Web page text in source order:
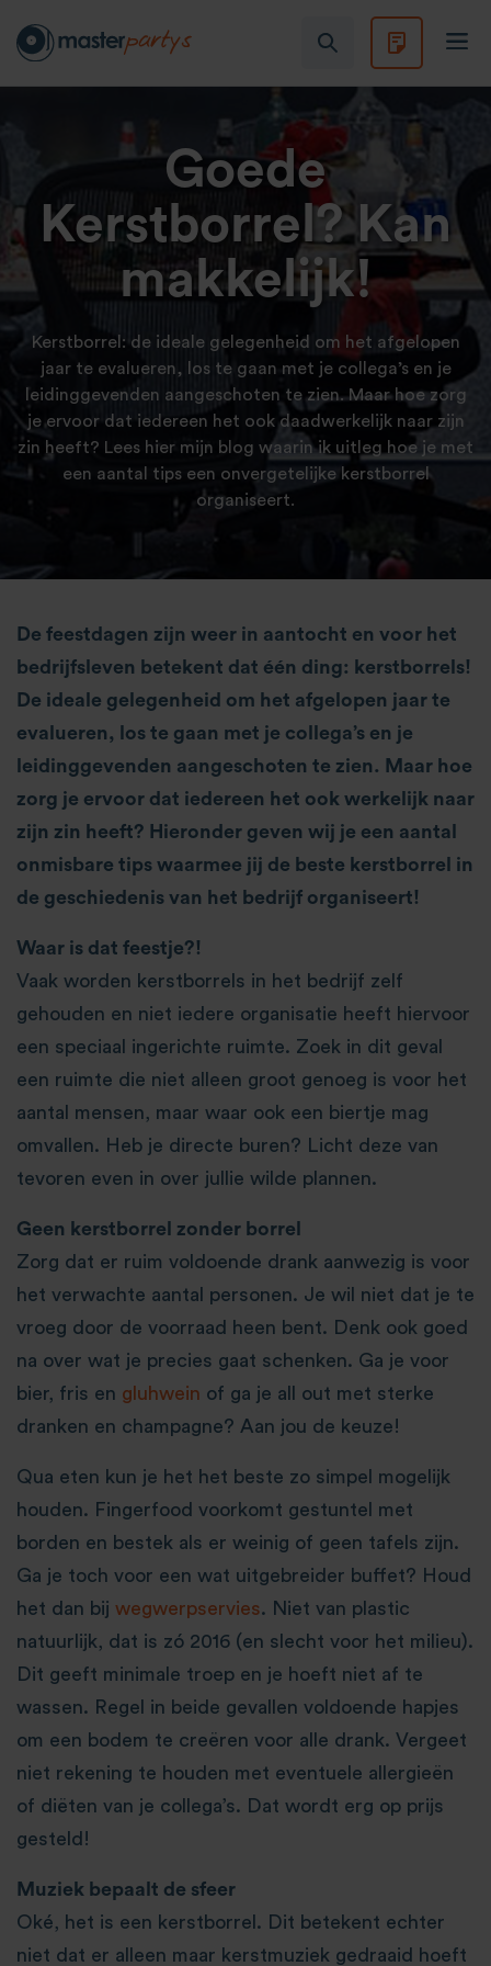
Goede
Kerstborrel? Kan
makkelijk!
Kerstborrel: de ideale gelegenheid om het afgelopen
jaar te evalueren, los te gaan met je collega’s en je
leidinggevenden aangeschoten te zien. Maar hoe zorg
je ervoor dat iedereen het ook daadwerkelijk naar zijn
zin heeft? Lees hier mijn blog waarin ik uitleg hoe je met
een aantal tips een onvergetelijke kerstborrel
organiseert.
De feestdagen zijn weer in aantocht en voor het
bedrijfsleven betekent dat één ding: kerstborrels!
De ideale gelegenheid om het afgelopen jaar te
evalueren, los te gaan met je collega’s en je
leidinggevenden aangeschoten te zien. Maar hoe
zorg je ervoor dat iedereen het ook werkelijk naar
zijn zin heeft? Hieronder geven wij je een aantal
onmisbare tips waarmee jij de beste kerstborrel in
de geschiedenis van het bedrijf organiseert!
Waar is dat feestje?!
Vaak worden kerstborrels in het bedrijf zelf
gehouden en niet iedere organisatie heeft hiervoor
een speciaal ingerichte ruimte. Zoek in dit geval
een ruimte die niet alleen groot genoeg is voor het
aantal mensen, maar waar ook een biertje mag
omvallen. Heb je directe buren? Licht deze van
tevoren even in over jullie wilde plannen.
Geen kerstborrel zonder borrel
Zorg dat er ruim voldoende drank aanwezig is voor
het verwachte aantal personen. Je wil niet dat je te
vroeg door de voorraad heen bent. Denk ook goed
na over wat je precies gaat schenken. Ga je voor
bier, fris en gluhwein of ga je all out met sterke
dranken en champagne? Aan jou de keuze!
Qua eten kun je het het beste zo simpel mogelijk
houden. Fingerfood voorkomt gestuntel met
borden en bestek als er weinig of geen tafels zijn.
Ga je toch voor een wat uitgebreider buffet? Houd
het dan bij wegwerpservies. Niet van plastic
natuurlijk, dat is zó 2016 (en slecht voor het milieu).
Dit geeft minimale troep en je hoeft niet af te
wassen. Regel in beide gevallen voldoende hapjes
om een bodem te creëren voor alle drank. Vergeet
niet rekening te houden met eventuele allergieën
of diëten van je collega’s. Dat wordt erg op prijs
gesteld!
Muziek bepaalt de sfeer
Oké, het is een kerstborrel. Dit betekent echter
niet dat er alleen maar kerstmuziek gedraaid hoeft